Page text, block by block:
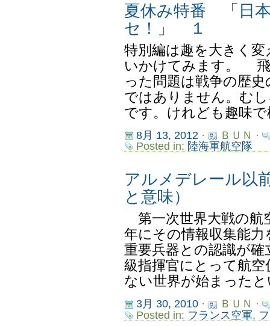
夏休み特番 「日
セ！」 １
特別編は趣を大きく
いかけてみます。 飛
った問題は戦争の歴
ではありません。む
です。けれども趣味
8月 13, 2012 ·
ＢＵＮ ·
Posted in: 陸海軍航空隊
アルメデレール
と意味）
第一次世界大戦の航
年にその情報収集能
重要兵器との認識が
級指揮官にとって航
ない世界が始まった
3月 30, 2010·
ＢＵＮ ·
Posted in: フランス空軍,